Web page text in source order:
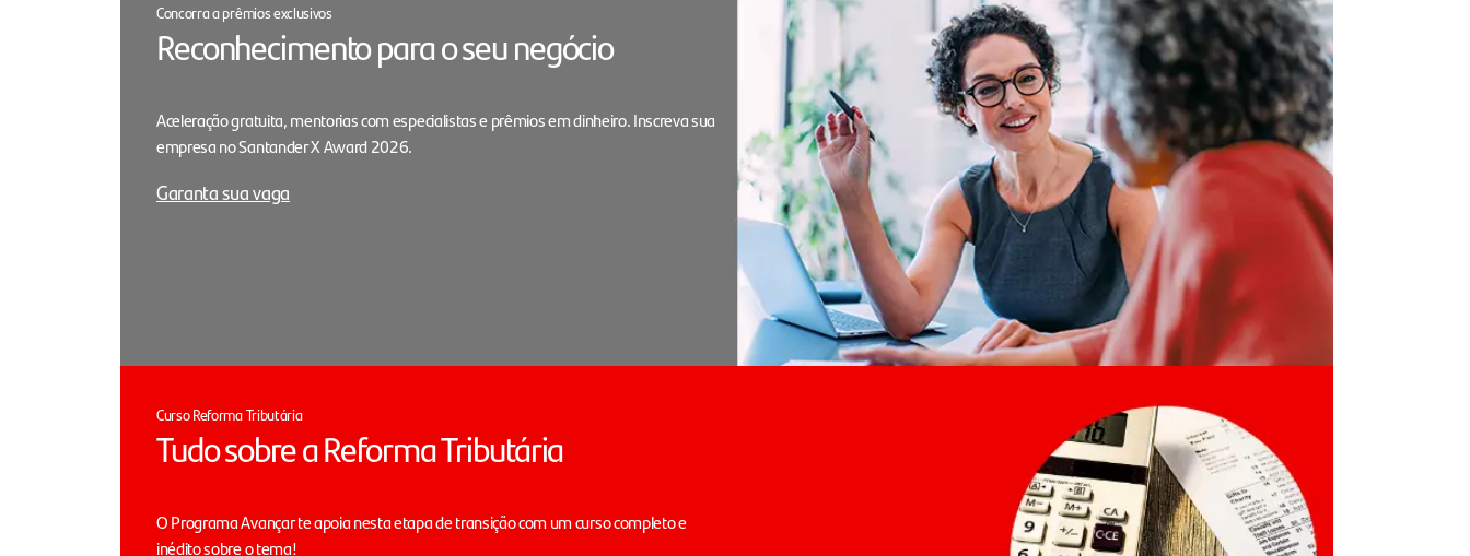
Concorra a prêmios exclusivos
Reconhecimento para o seu negócio
Aceleração gratuita, mentorias com especialistas e prêmios em dinheiro. Inscreva sua
empresa no Santander X Award 2026.
Garanta sua vaga
Curso Reforma Tributária
Tudo sobre a Reforma Tributária
O Programa Avançar te apoia nesta etapa de transição com um curso completo e
inédito sobre o tema!